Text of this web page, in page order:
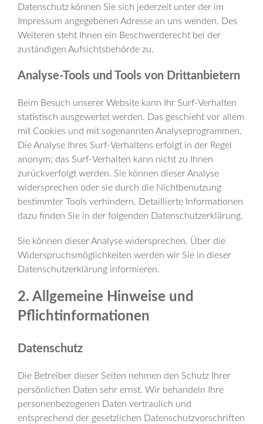
Datenschutz können Sie sich jederzeit unter der im
Impressum angegebenen Adresse an uns wenden. Des
Weiteren steht Ihnen ein Beschwerderecht bei der
zuständigen Aufsichtsbehörde zu.
Analyse-Tools und Tools von Drittanbietern
Beim Besuch unserer Website kann Ihr Surf-Verhalten
statistisch ausgewertet werden. Das geschieht vor allem
mit Cookies und mit sogenannten Analyseprogrammen.
Die Analyse Ihres Surf-Verhaltens erfolgt in der Regel
anonym; das Surf-Verhalten kann nicht zu Ihnen
zurückverfolgt werden. Sie können dieser Analyse
widersprechen oder sie durch die Nichtbenutzung
bestimmter Tools verhindern. Detaillierte Informationen
dazu finden Sie in der folgenden Datenschutzerklärung.
Sie können dieser Analyse widersprechen. Über die
Widerspruchsmöglichkeiten werden wir Sie in dieser
Datenschutzerklärung informieren.
2. Allgemeine Hinweise und
Pflichtinformationen
Datenschutz
Die Betreiber dieser Seiten nehmen den Schutz Ihrer
persönlichen Daten sehr ernst. Wir behandeln Ihre
personenbezogenen Daten vertraulich und
entsprechend der gesetzlichen Datenschutzvorschriften